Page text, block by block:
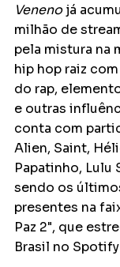
Veneno já
milhão de
pela mistura na
hip hop raiz
do rap,
e outras
conta com
Alien, Saint,
Papatinho, Lulu
sendo os
presentes na
Paz 2", que
Brasil no